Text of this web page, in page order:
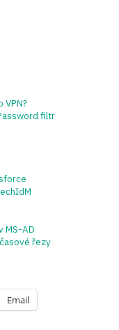
VPN?
filtr
MS-AD
řezy
Email